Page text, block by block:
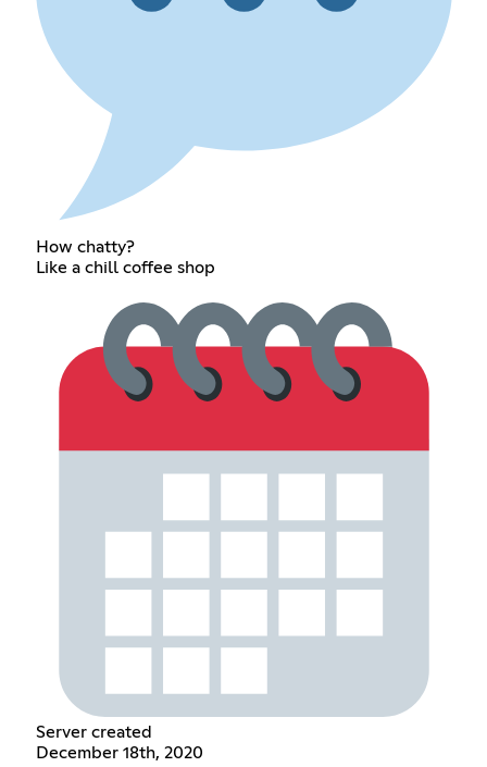
How chatty?
Like a chill coffee shop
Server created
December 18th, 2020